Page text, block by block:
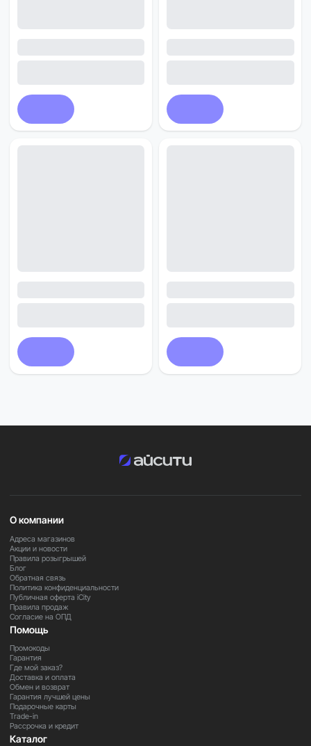
О компании
Адреса магазинов
Акции и новости
Правила розыгрышей
Блог
Обратная связь
Политика конфиденциальности
Публичная оферта iCity
Правила продаж
Согласие на ОПД
Помощь
Промокоды
Гарантия
Где мой заказ?
Доставка и оплата
Обмен и возврат
Гарантия лучшей цены
Подарочные карты
Trade-in
Рассрочка и кредит
Каталог